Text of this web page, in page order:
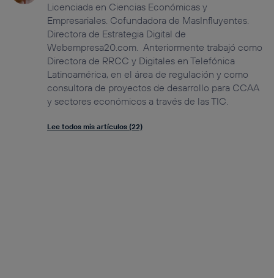
Licenciada en Ciencias Económicas y
Empresariales. Cofundadora de MasInfluyentes.
Directora de Estrategia Digital de
Webempresa20.com. Anteriormente trabajó como
Directora de RRCC y Digitales en Telefónica
Latinoamérica, en el área de regulación y como
consultora de proyectos de desarrollo para CCAA
y sectores económicos a través de las TIC.
Lee todos mis artículos (22)